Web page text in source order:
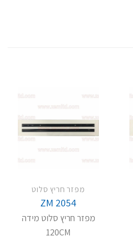
מפזר חריץ סלוט
ZM 2054
מפזר חריץ סלוט מידה
120CM